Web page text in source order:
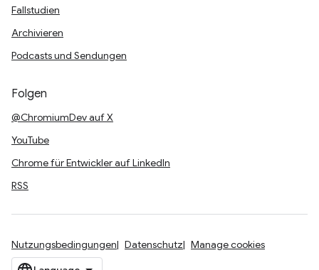
Fallstudien
Archivieren
Podcasts und Sendungen
Folgen
@ChromiumDev auf X
YouTube
Chrome für Entwickler auf LinkedIn
RSS
Nutzungsbedingungen Datenschutz Manage cookies